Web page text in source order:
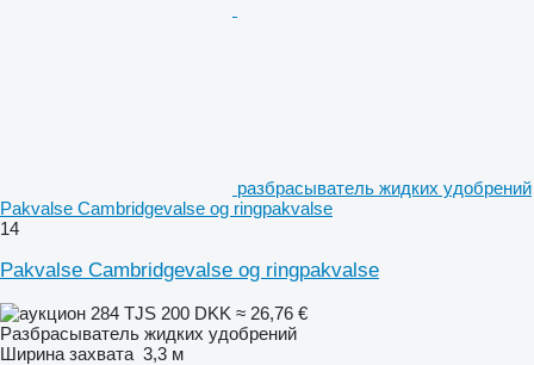
разбрасыватель жидких удобрений
Pakvalse Cambridgevalse og ringpakvalse
14
Pakvalse Cambridgevalse og ringpakvalse
284 TJS 200 DKK ≈ 26,76 €
Разбрасыватель жидких удобрений
Ширина захвата 3,3 м